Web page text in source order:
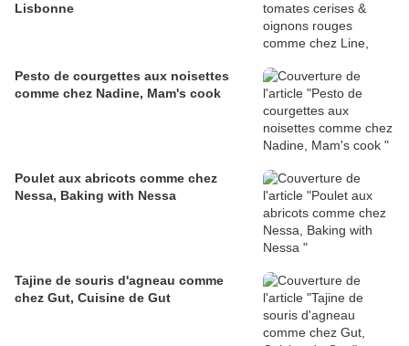
Lisbonne
Pesto de courgettes aux noisettes
comme chez Nadine, Mam's cook
Poulet aux abricots comme chez
Nessa, Baking with Nessa
Tajine de souris d'agneau comme
chez Gut, Cuisine de Gut